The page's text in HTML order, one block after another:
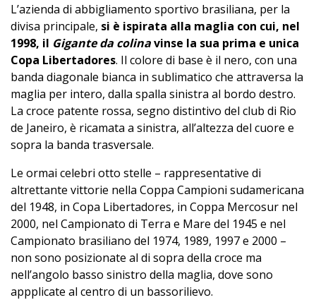
L’azienda di abbigliamento sportivo brasiliana, per la
divisa principale, si è ispirata alla maglia con cui, nel
1998, il Gigante da colinavinse la sua prima e unica
Copa Libertadores. Il colore di base è il nero, con una
banda diagonale bianca in sublimatico che attraversa la
maglia per intero, dalla spalla sinistra al bordo destro.
La croce patente rossa, segno distintivo del club di Rio
de Janeiro, è ricamata a sinistra, all’altezza del cuore e
sopra la banda trasversale.
Le ormai celebri otto stelle – rappresentative di
altrettante vittorie nella Coppa Campioni sudamericana
del 1948, in Copa Libertadores, in Coppa Mercosur nel
2000, nel Campionato di Terra e Mare del 1945 e nel
Campionato brasiliano del 1974, 1989, 1997 e 2000 –
non sono posizionate al di sopra della croce ma
nell’angolo basso sinistro della maglia, dove sono
appplicate al centro di un bassorilievo.